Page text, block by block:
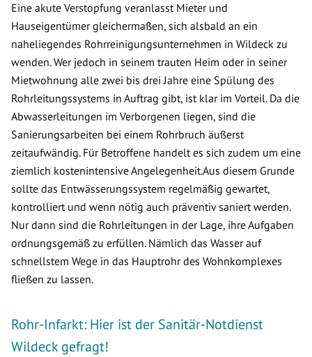
Eine akute Verstopfung veranlasst Mieter und
Hauseigentümer gleichermaßen, sich alsbald an ein
naheliegendes Rohrreinigungsunternehmen in Wildeck zu
wenden. Wer jedoch in seinem trauten Heim oder in seiner
Mietwohnung alle zwei bis drei Jahre eine Spülung des
Rohrleitungssystems in Auftrag gibt, ist klar im Vorteil. Da die
Abwasserleitungen im Verborgenen liegen, sind die
Sanierungsarbeiten bei einem Rohrbruch äußerst
zeitaufwändig. Für Betroffene handelt es sich zudem um eine
ziemlich kostenintensive Angelegenheit.Aus diesem Grunde
sollte das Entwässerungssystem regelmäßig gewartet,
kontrolliert und wenn nötig auch präventiv saniert werden.
Nur dann sind die Rohrleitungen in der Lage, ihre Aufgaben
ordnungsgemäß zu erfüllen. Nämlich das Wasser auf
schnellstem Wege in das Hauptrohr des Wohnkomplexes
fließen zu lassen.
Rohr-Infarkt: Hier ist der Sanitär-Notdienst
Wildeck gefragt!